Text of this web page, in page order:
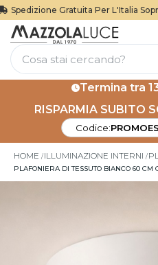
Gratuita Per L'Italia Sopra I
Termina tra
RISPARMIA SUBITO
Codice:
HOME ILLUMINAZIONE INTERNI
PLAFONIERA DI TESSUTO BIANCO 60